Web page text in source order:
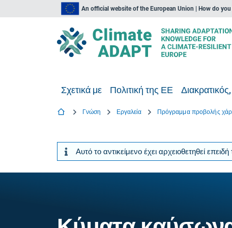
An official website of the European Union | How do
Σχετικά με Πολιτική της ΕΕ
Γνώση Εργαλεία
Αυτό το αντικείμενο έχει αρχειοθετηθεί